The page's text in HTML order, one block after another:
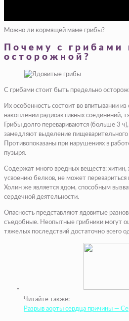
Можно ли кормящей маме грибы?
Почему с грибами
осторожной?
С грибами стоит быть предельно
Их особенность состоит во впитывании
накоплении радиоактивных соединений,
Грибы долго перевариваются (больше 3
замедляют выделение пищеварительного
Противопоказаны при нарушениях в
пузыря.
Содержат много вредных веществ: хитин,
усвоению белков, не может
Холин же является ядом, способным
сердечной деятельности.
Опасность представляют ядовитые
съедобные. Неопытные грибники могут
тяжелых последствий достаточно всего
Читайте также:
Разрыв аорты сердца причины —